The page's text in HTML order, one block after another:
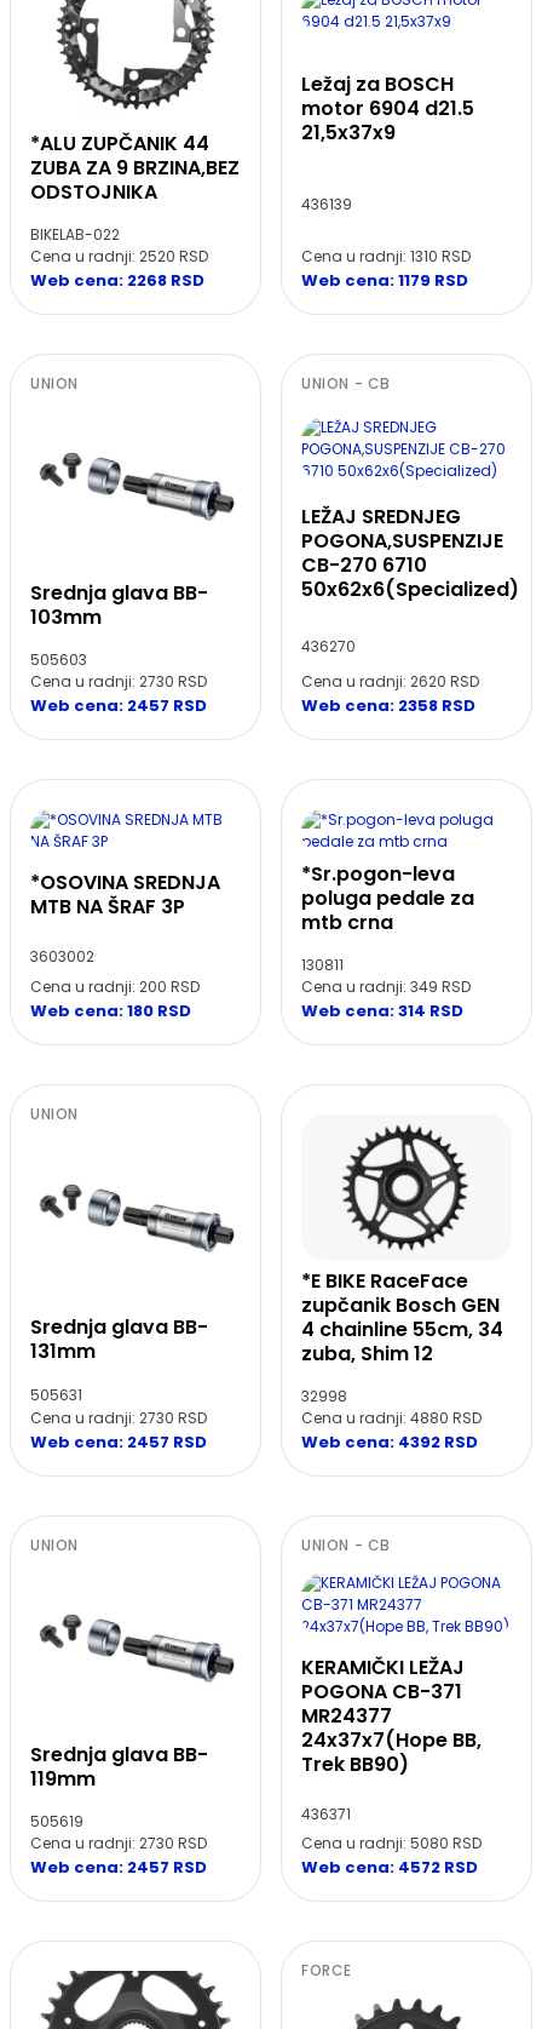
*ALU ZUPČANIK 44
ZUBA ZA 9 BRZINA,BEZ
ODSTOJNIKA
BIKELAB-022
Cena u radnji: 2520 RSD
Web cena: 2268 RSD
Ležaj za BOSCH
motor 6904 d21.5
21,5x37x9
436139
Cena u radnji: 1310 RSD
Web cena: 1179 RSD
UNION
Srednja glava BB-
103mm
505603
Cena u radnji: 2730 RSD
Web cena: 2457 RSD
UNION - CB
LEŽAJ SREDNJEG
POGONA,SUSPENZIJE
CB-270 6710
50x62x6(Specialized)
436270
Cena u radnji: 2620 RSD
Web cena: 2358 RSD
*OSOVINA SREDNJA
MTB NA ŠRAF 3P
3603002
Cena u radnji: 200 RSD
Web cena: 180 RSD
*Sr.pogon-leva
poluga pedale za
mtb crna
130811
Cena u radnji: 349 RSD
Web cena: 314 RSD
UNION
Srednja glava BB-
131mm
505631
Cena u radnji: 2730 RSD
Web cena: 2457 RSD
*E BIKE RaceFace
zupčanik Bosch GEN
4 chainline 55cm, 34
zuba, Shim 12
32998
Cena u radnji: 4880 RSD
Web cena: 4392 RSD
UNION
Srednja glava BB-
119mm
505619
Cena u radnji: 2730 RSD
Web cena: 2457 RSD
UNION - CB
KERAMIČKI LEŽAJ
POGONA CB-371
MR24377
24x37x7(Hope BB,
Trek BB90)
436371
Cena u radnji: 5080 RSD
Web cena: 4572 RSD
FORCE